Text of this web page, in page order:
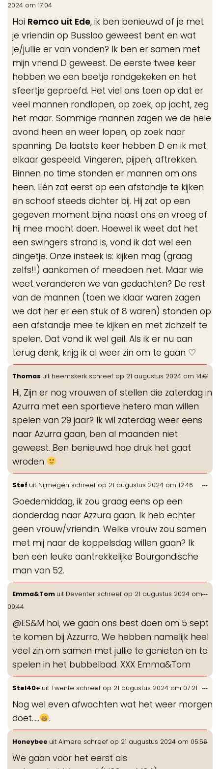
2024 om 17:04
Hoi Remco uit Ede, ik ben benieuwd of je met
je vriendin op Bussloo geweest bent en wat
je/jullie er van vonden? Ik ben er samen met
mijn vriend D geweest. De eerste twee keer
hebben we een beetje rondgekeken en het
sfeertje geproefd. Het viel ons toen op dat er
veel mannen rondlopen, op zoek, op jacht, zeg
het maar. Sommige mannen zagen we de hele
avond heen en weer lopen, op zoek naar
spanning. De laatste keer hebben D en ik met
elkaar gespeeld. Vingeren, pijpen, aftrekken.
Binnen no time stonden er mannen om ons
heen. Eén zat eerst op een afstandje te kijken
en schoof steeds dichter bij. Hij zat op een
gegeven moment bijna naast ons en vroeg of
hij mee mocht doen. Hoewel ik weet dat het
een swingers strand is, vond ik dat wel een
dingetje. Onze insteek is: kijken mag (graag
zelfs!!) aankomen of meedoen niet. Maar wie
weet veranderen we van gedachten? De rest
van de mannen (toen we klaar waren zagen
we dat her er een stuk of 8 waren) stonden op
een afstandje mee te kijken en met zichzelf te
spelen. Dat vond ik wel geil. Als ik er nu aan
terug denk, krijg ik al weer zin om te gaan ♡
Thomas uit heemskerk schreef op 21 augustus 2024 om 14:01
Hi, Zijn er nog vrouwen of stellen die zaterdag in
Azurra met een sportieve hetero man willen
spelen van 29 jaar? Ik wil zaterdag weer eens
naar Azurra gaan, ben al maanden niet
geweest. Ben benieuwd hoe druk het gaat
wroden
...
Stef uit Nijmegen schreef op 21 augustus 2024 om 12:46
Goedemiddag, ik zou graag eens op een
donderdag naar Azzura gaan. Ik heb echter
geen vrouw/vriendin. Welke vrouw zou samen
met mij naar de koppelsdag willen gaan? Ik
ben een leuke aantrekkelijke Bourgondische
man van 52.
...
Emma&Tom uit Deventer schreef op 21 augustus 2024 om
09:44
@ES&M hoi, we gaan ons best doen om 5 sept
te komen bij Azzurra. We hebben namelijk heel
veel zin om samen met jullie te genieten en te
spelen in het bubbelbad. XXX Emma&Tom
...
Stel40+ uit Twente schreef op 21 augustus 2024 om 07:21
Nog wel even afwachten wat het weer morgen
doet.....
.
...
Honeybee uit Almere schreef op 21 augustus 2024 om 05:56
We gaan voor het eerst als
...